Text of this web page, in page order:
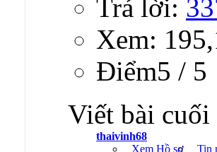
Trả lời:
Xem:
Ðiểm5 / 5
Viết bài cuối
thaivinh68
Xem Hồ sơ
Tin